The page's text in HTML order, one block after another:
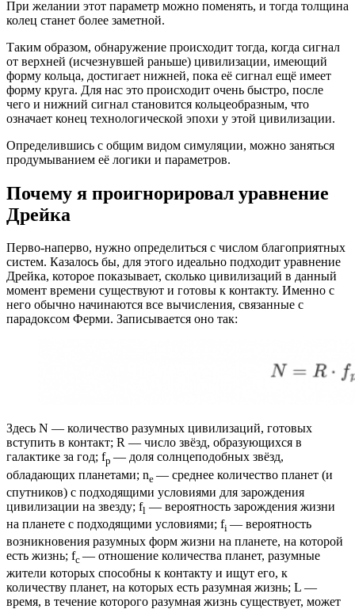
При желании этот параметр можно поменять, и тогда толщина
колец станет более заметной.
Таким образом, обнаружение происходит тогда, когда сигнал
от верхней (исчезнувшей раньше) цивилизации, имеющий
форму кольца, достигает нижней, пока её сигнал ещё имеет
форму круга. Для нас это происходит очень быстро, после
чего и нижний сигнал становится кольцеобразным, что
означает конец технологической эпохи у этой цивилизации.
Определившись с общим видом симуляции, можно заняться
продумыванием её логики и параметров.
Почему я проигнорировал уравнение
Дрейка
Перво-наперво, нужно определиться с числом благоприятных
систем. Казалось бы, для этого идеально подходит уравнение
Дрейка, которое показывает, сколько цивилизаций в данный
момент времени существуют и готовы к контакту. Именно с
него обычно начинаются все вычисления, связанные с
парадоксом Ферми. Записывается оно так:
Здесь N — количество разумных цивилизаций, готовых
вступить в контакт; R — число звёзд, образующихся в
галактике за год; fp — доля солнцеподобных звёзд,
обладающих планетами; ne — среднее количество планет (и
спутников) с подходящими условиями для зарождения
цивилизации на звезду; fl — вероятность зарождения жизни
на планете с подходящими условиями; fi — вероятность
возникновения разумных форм жизни на планете, на которой
есть жизнь; fc — отношение количества планет, разумные
жители которых способны к контакту и ищут его, к
количеству планет, на которых есть разумная жизнь; L —
время, в течение которого разумная жизнь существует, может